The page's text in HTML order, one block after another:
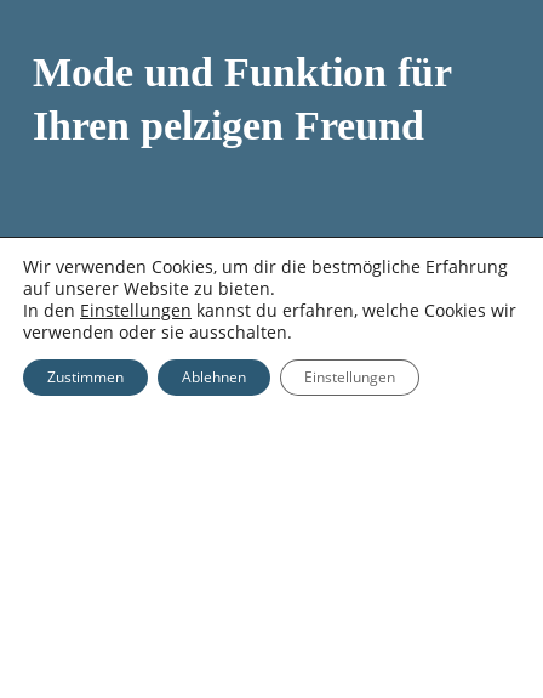
Zwischensumme: 0,00€
Mode und Funktion für
Ihren pelzigen Freund
Wir verwenden Cookies, um dir die bestmögliche Erfahrung
auf unserer Website zu bieten.
In den Einstellungen kannst du erfahren, welche Cookies wir
verwenden oder sie ausschalten.
Zustimmen Ablehnen Einstellungen